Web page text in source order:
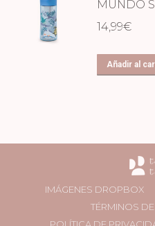
MUNDO
14,99€
Añadir al
IMÁGENES DROPBOX
TÉRMINOS
POLÍTICA DE